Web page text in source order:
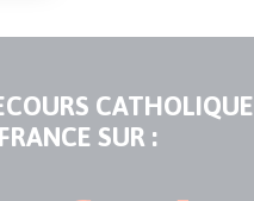
CATHOLIQUE
SUR :